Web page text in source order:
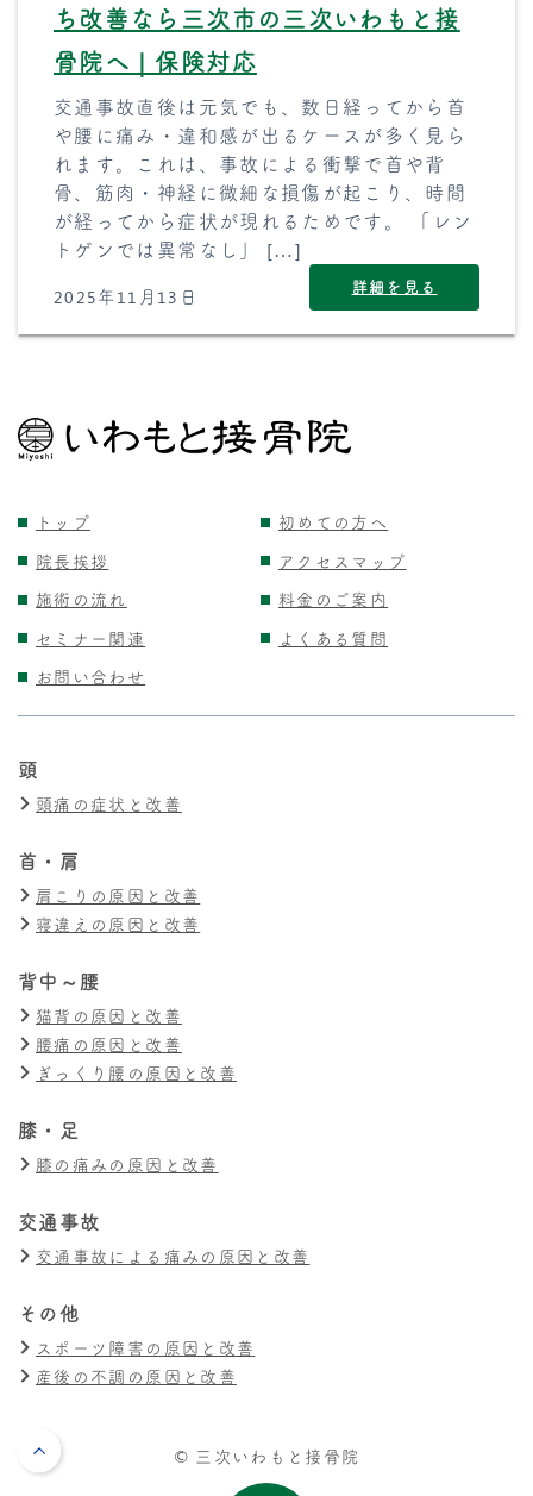
ち改善なら三次市の三次いわもと接
骨院へ｜保険対応
交通事故直後は元気でも、数日経ってから首
や腰に痛み・違和感が出るケースが多く見ら
れます。これは、事故による衝撃で首や背
骨、筋肉・神経に微細な損傷が起こり、時間
が経ってから症状が現れるためです。 「レン
トゲンでは異常なし」 […]
2025年11月13日 詳細を見る
トップ
初めての方へ
院長挨拶
アクセスマップ
施術の流れ
料金のご案内
セミナー関連
よくある質問
お問い合わせ
頭
頭痛の症状と改善
首・肩
肩こりの原因と改善
寝違えの原因と改善
背中～腰
猫背の原因と改善
腰痛の原因と改善
ぎっくり腰の原因と改善
膝・足
膝の痛みの原因と改善
交通事故
交通事故による痛みの原因と改善
その他
スポーツ障害の原因と改善
産後の不調の原因と改善
© 三次いわもと接骨院